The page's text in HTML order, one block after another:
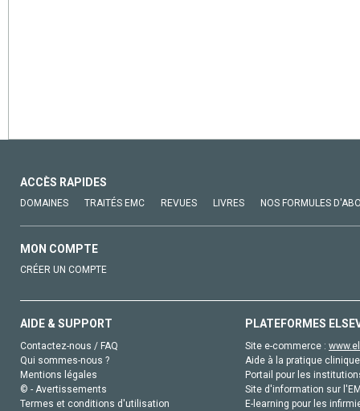
ACCÈS RAPIDES
DOMAINES TRAITÉS EMC REVUES LIVRES NOS FORMULES
MON COMPTE
CRÉER UN COMPTE
AIDE & SUPPORT
Contactez-nous / FAQ
Qui sommes-nous ?
Mentions légales
© - Avertissements
Termes et conditions d'utilisation
PLATEFORMES
Site e-commerce :
Aide à la pratique
Portail pour les
Site d'information sur
E-learning pour les